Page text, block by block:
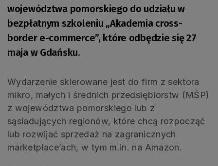
województwa pomorskiego do udziału w
bezpłatnym szkoleniu „Akademia cross-
border e-commerce”, które odbędzie się 27
maja w Gdańsku.
Wydarzenie skierowane jest do firm z sektora
mikro, małych i średnich przedsiębiorstw (MŚP)
z województwa pomorskiego lub z
sąsiadujących regionów, które chcą rozpocząć
lub rozwijać sprzedaż na zagranicznych
marketplace’ach, w tym m.in. na Amazon.